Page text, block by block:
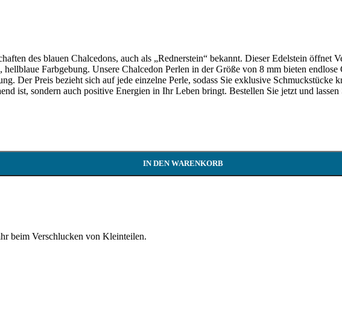
des blauen Chalcedons, auch als „Rednerstein“ bekannt. Dieser Edelstein öffnet
Farbgebung. Unsere Chalcedon Perlen in der Größe von 8 mm bieten
Der Preis bezieht sich auf jede einzelne Perle, sodass Sie exklusive Schmuckstücke
ist, sondern auch positive Energien in Ihr Leben bringt. Bestellen Sie jetzt und
IN DEN WARENKORB
beim Verschlucken von Kleinteilen.